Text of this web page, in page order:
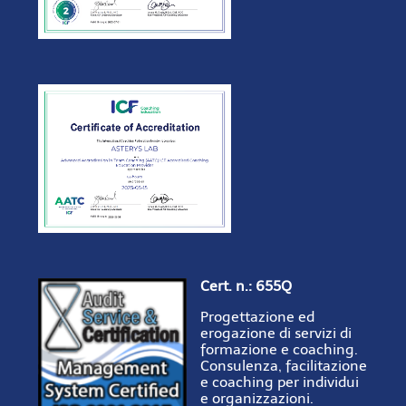
Cert. n.: 655Q
Progettazione ed
erogazione di servizi di
formazione e coaching.
Consulenza, facilitazione
e coaching per individui
e organizzazioni.